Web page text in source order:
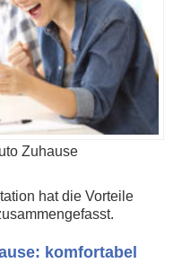
Zuhause
hat die Vorteile
komfortabel